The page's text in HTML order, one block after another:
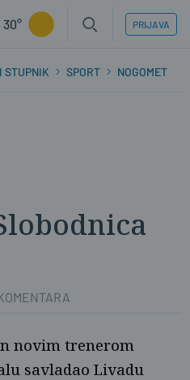
30° PRIJAVA
STUPNIK SPORT NOGOMET
novim trenerom
savladao Livadu